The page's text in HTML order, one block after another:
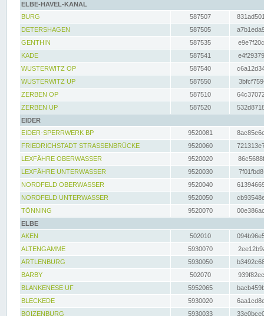
ELBE-HAVEL-KANAL
BURG
587507
DETERSHAGEN
587505
GENTHIN
587535
KADE
587541
WUSTERWITZ OP
587540
WUSTERWITZ UP
587550
ZERBEN OP
587510
ZERBEN UP
587520
EIDER
EIDER-SPERRWERK BP
9520081
FRIEDRICHSTADT STRASSENBRÜCKE
9520060
LEXFÄHRE OBERWASSER
9520020
LEXFÄHRE UNTERWASSER
9520030
NORDFELD OBERWASSER
9520040
NORDFELD UNTERWASSER
9520050
TÖNNING
9520070
ELBE
AKEN
502010
ALTENGAMME
5930070
ARTLENBURG
5930050
BARBY
502070
BLANKENESE UF
5952065
BLECKEDE
5930020
BOIZENBURG
5930033